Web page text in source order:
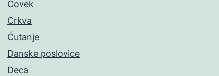
Čovek
Crkva
Ćutanje
Danske poslovice
Deca